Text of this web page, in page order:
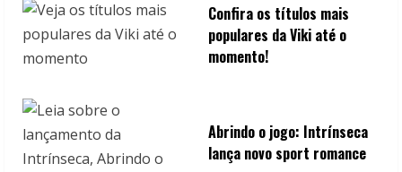
Confira os títulos mais
populares da Viki até o
momento!
Abrindo o jogo: Intrínseca
lança novo sport romance